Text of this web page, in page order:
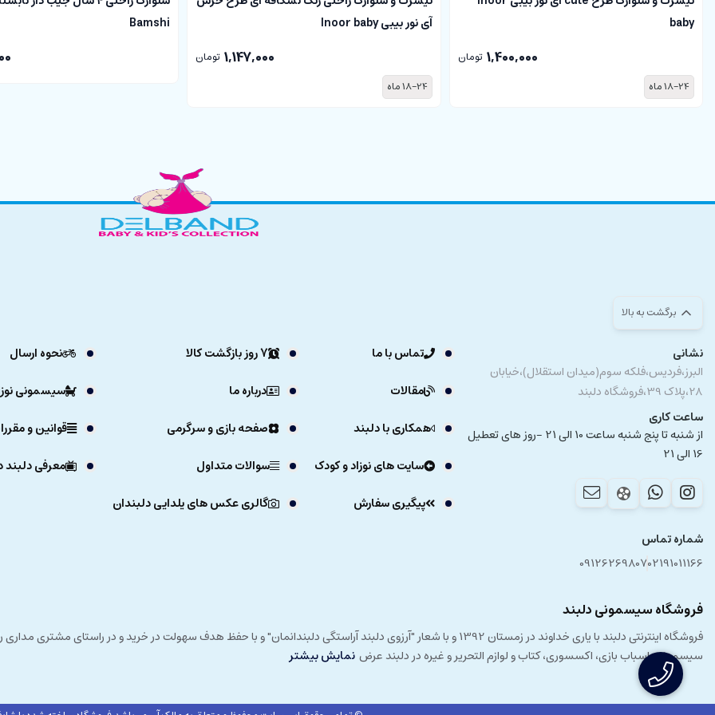
baby
1,400,000 تومان
18-24 ماه
آی نور بیبی Inoor baby
1,147,000 تومان
18-24 ماه
Bamshi
برگشت به بالا
نشانی
البرز،فردیس،فلکه سوم(میدان استقلال)،خیابان
28،پلاک 39،فروشگاه دلبند
ساعت کاری
از شنبه تا پنج شنبه ساعت 10 الی 21 -روز های تعطیل
16 الی 21
شماره تماس
02191011166
09126269807
تماس با ما 7 روز بازگشت کالا
نحوه ارسال
مقالات
درباره ما
سیسمونی
همکاری با دلبند
صفحه بازی و سرگرمی
قوانین و
سایت های نوزاد و کودک
سوالات متداول
معرفی
پیگیری سفارش
گالری عکس های یلدایی دلبندان
فروشگاه سیسمونی دلبند
فروشگاه اینترنتی دلبند با یاری خداوند در زمستان 1392 و با شعار "آرزوی دلبند آراستگی دلبندانمان" و با حفظ هدف سهولت در خرید
سیسمونی، اسباب بازی، اکسسوری، کتاب و لوازم التحریر و غیره در دلبند عرض نمایش بیشتر